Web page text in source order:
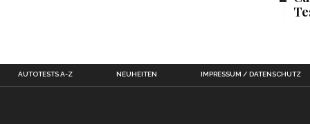
AUTOTESTS A-Z NEUHEITEN IMPRESSUM / DATENSCHUTZ